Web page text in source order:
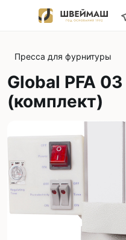
Пресса для фурнитуры
Global PFA
(комплект)